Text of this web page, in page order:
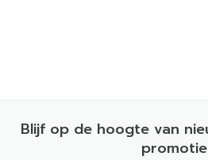
Blijf op de hoogte van